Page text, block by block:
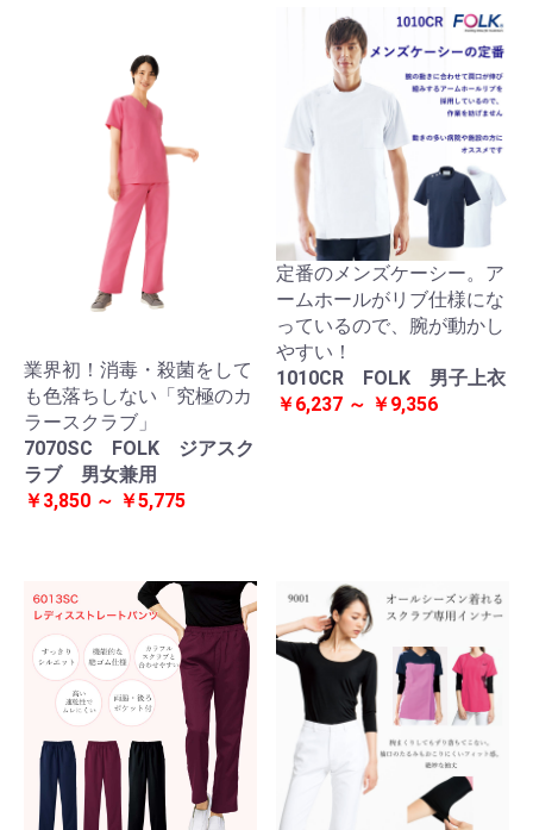
業界初！消毒・殺菌をして
も色落ちしない「究極のカ
ラースクラブ」
7070SC FOLK ジアスク
ラブ 男女兼用
￥3,850 ～ ￥5,775
定番のメンズケーシー。ア
ームホールがリブ仕様にな
っているので、腕が動かし
やすい！
1010CR FOLK 男子上衣
￥6,237 ～ ￥9,356